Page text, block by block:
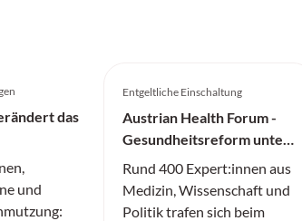
das
und
Entgeltliche Einschaltung
Austrian Health Forum -
Gesundheitsreform unter
Druck
Rund 400 Expert:innen aus
Medizin, Wissenschaft und
Politik trafen sich beim